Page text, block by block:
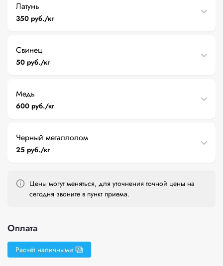
Латунь
350 руб./кг
Свинец
50 руб./кг
Медь
600 руб./кг
Черный металлолом
25 руб./кг
Цены могут меняться, для уточнения точной цены на
сегодня звоните в пункт приема.
Оплата
Расчёт наличными